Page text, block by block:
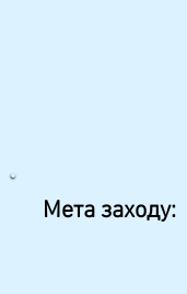
Мета заходу: